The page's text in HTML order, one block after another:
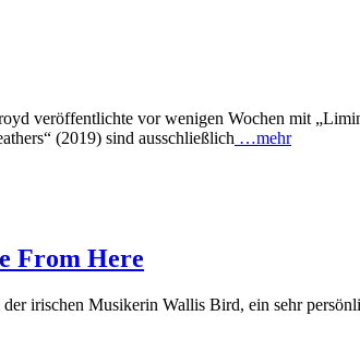
veröffentlichte vor wenigen Wochen mit
(2019) sind ausschließlich …mehr
From Here
irischen Musikerin Wallis Bird, ein sehr